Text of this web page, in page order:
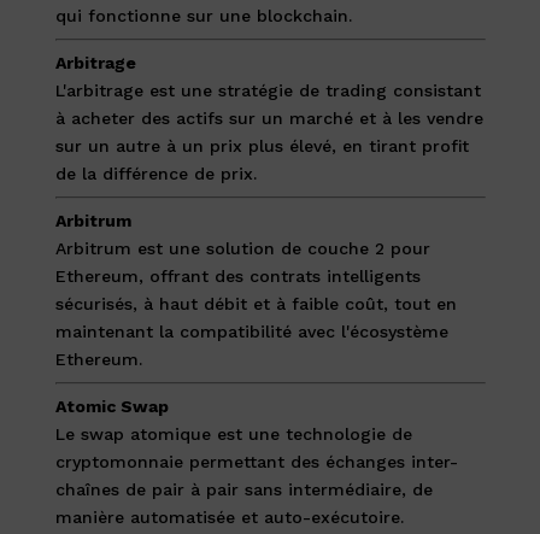
qui fonctionne sur une blockchain.
Arbitrage
L'arbitrage est une stratégie de trading consistant
à acheter des actifs sur un marché et à les vendre
sur un autre à un prix plus élevé, en tirant profit
de la différence de prix.
Arbitrum
Arbitrum est une solution de couche 2 pour
Ethereum, offrant des contrats intelligents
sécurisés, à haut débit et à faible coût, tout en
maintenant la compatibilité avec l'écosystème
Ethereum.
Atomic Swap
Le swap atomique est une technologie de
cryptomonnaie permettant des échanges inter-
chaînes de pair à pair sans intermédiaire, de
manière automatisée et auto-exécutoire.